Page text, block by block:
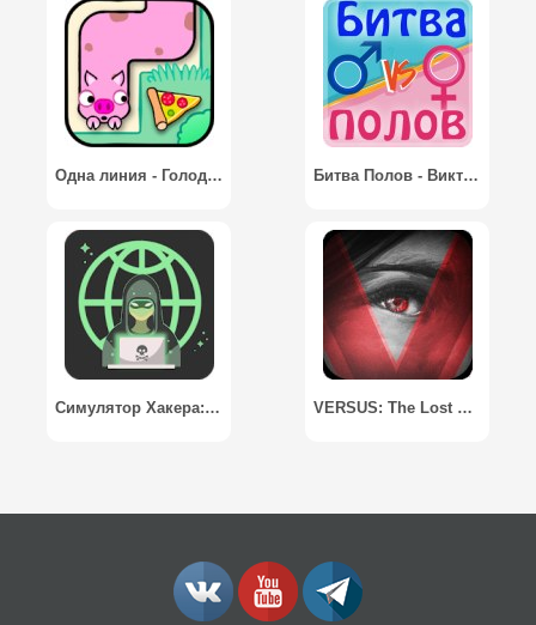
Одна линия - Голодные животные / One line - Hungry Animals Битва Полов - Викторина / Battle of the Sexes
Симулятор Хакера: Сюжетная игра VERSUS: The Lost Ones